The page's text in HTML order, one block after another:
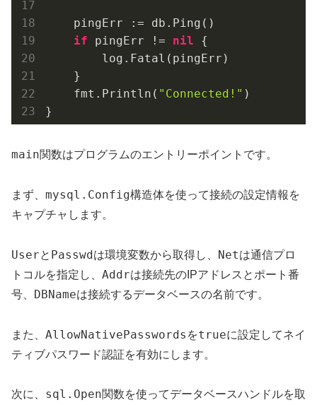
    pingErr := db.Ping()
if pingErr != nil {
        log.Fatal(pingErr)
    }
    fmt.Println(
"Connected!" )
}
main関数はプログラムのエントリーポイントです。
まず、 mysql.Config構造体を使って接続の設定情報を
キャプチャします。
Userと Passwdは環境変数から取得し、 Netは通信プロ
トコルを指定し、 Addrは接続先のIPアドレスとポート番
号、 DBNameは接続するデータベースの名前です。
また、 AllowNativePasswords をtrueに設定してネイ
ティブパスワード認証を有効にします。
次に、 sql.Open関数を使ってデータベースハンドルを取